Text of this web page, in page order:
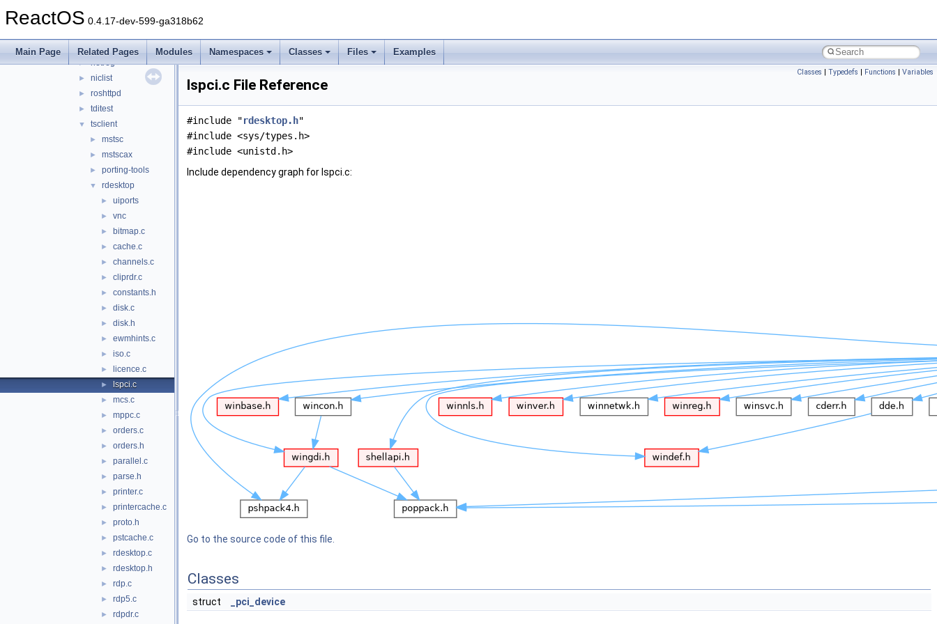
ReactOS 0.4.17-dev-599-ga318b62
Main Page Related Pages Modules Namespaces Classes Files Examples
▼ net
► ncftp
► netreg
► niclist
► roshttpd
► tditest
▼ tsclient
► mstsc
► mstscax
► porting-tools
▼ rdesktop
► uiports
► vnc
► bitmap.c
► cache.c
► channels.c
► cliprdr.c
► constants.h
► disk.c
► disk.h
► ewmhints.c
► iso.c
► licence.c
► lspci.c
► mcs.c
► mppc.c
► orders.c
► orders.h
► parallel.c
► parse.h
► printer.c
► printercache.c
► proto.h
► pstcache.c
► rdesktop.c
► rdesktop.h
► rdp.c
► rdp5.c
► rdpdr.c
Classes | Typedefs | Functions | Variables
lspci.c File Reference
#include "rdesktop.h"
#include <sys/types.h>
#include <unistd.h>
Include dependency graph for lspci.c:
Go to the source code of this file.
Classes
struct _pci_device